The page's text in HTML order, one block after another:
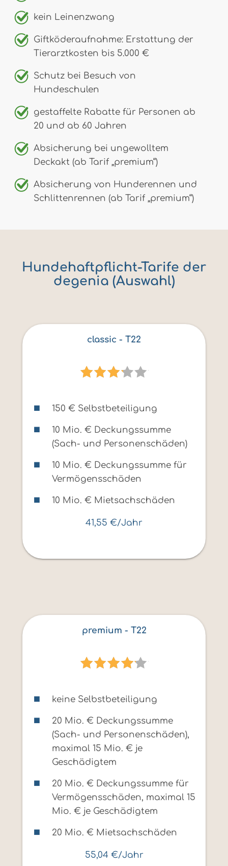
kein Leinenzwang
Giftköderaufnahme: Erstattung der
Tierarztkosten bis 5.000 €
Schutz bei Besuch von
Hundeschulen
gestaffelte Rabatte für Personen ab
20 und ab 60 Jahren
Absicherung bei ungewolltem
Deckakt (ab Tarif „premium“)
Absicherung von Hunderennen und
Schlittenrennen (ab Tarif „premium“)
Hundehaftpflicht-Tarife der
degenia (Auswahl)
classic - T22
150 € Selbstbeteiligung
10 Mio. € Deckungssumme
(Sach- und Personenschäden)
10 Mio. € Deckungssumme für
Vermögensschäden
10 Mio. € Mietsachschäden
41,55 €/Jahr
premium - T22
keine Selbstbeteiligung
20 Mio. € Deckungssumme
(Sach- und Personenschäden),
maximal 15 Mio. € je
Geschädigtem
20 Mio. € Deckungssumme für
Vermögensschäden, maximal 15
Mio. € je Geschädigtem
20 Mio. € Mietsachschäden
55,04 €/Jahr